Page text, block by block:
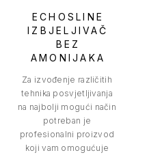
ECHOSLINE
IZBJELJIVAČ
BEZ
AMONIJAKA
Za izvođenje različitih
tehnika posvjetljivanja
na najbolji mogući način
potreban je
profesionalni proizvod
koji vam omogućuje